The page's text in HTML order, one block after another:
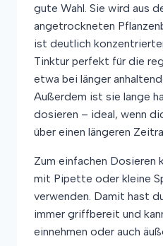
gute Wahl. Sie wird aus
angetrockneten
ist deutlich
Tinktur perfekt für die
etwa bei länger
Außerdem ist sie lange
dosieren – ideal, wenn
über einen längeren
Zum einfachen Dosieren
mit Pipette oder kleine
verwenden. Damit hast
immer griffbereit und
einnehmen oder auch